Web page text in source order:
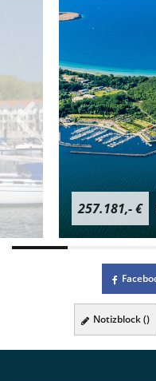
257.181,- €
Notizblock ()